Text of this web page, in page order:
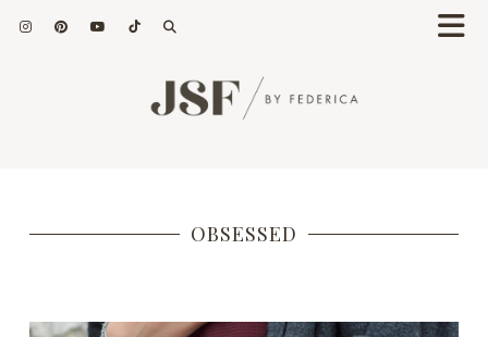
OBSESSED